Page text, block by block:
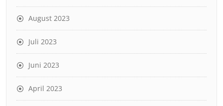
August 2023
Juli 2023
Juni 2023
April 2023